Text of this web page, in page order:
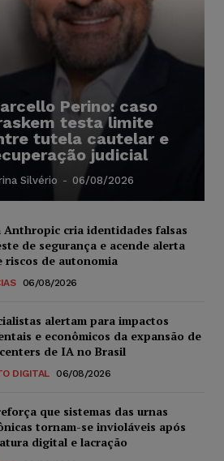
Perino: caso
testa limite
tutela cautelar e
judicial
Silvério - 06/08/2026
Anthropic cria identidades falsas
de segurança e acende alerta
riscos de autonomia
06/08/2026
alertam para impactos
e econômicos da expansão de
de IA no Brasil
DIGITAL 06/08/2026
que sistemas das urnas
tornam-se invioláveis após
digital e lacração